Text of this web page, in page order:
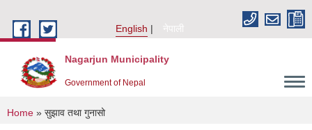
English
नेपाली
Nagarjun Municipality
Government of Nepal
You are here
Home » सुझाव तथा गुनासो